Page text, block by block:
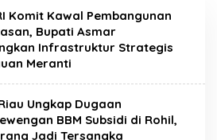
Komit Kawal Pembangunan
Bupati Asmar
Infrastruktur Strategis
Meranti
Ungkap Dugaan
BBM Subsidi di Rohil,
Jadi Tersangka